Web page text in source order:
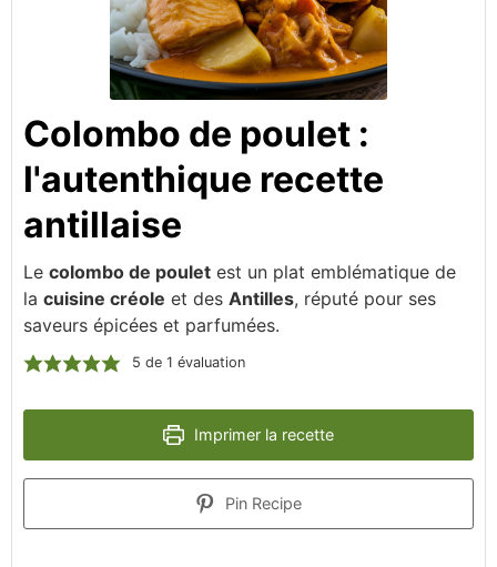
Colombo de poulet :
l'autenthique recette
antillaise
Le colombo de poulet est un plat emblématique de
la cuisine créole et des Antilles, réputé pour ses
saveurs épicées et parfumées.
5 de 1 évaluation
Imprimer la recette
Pin Recipe